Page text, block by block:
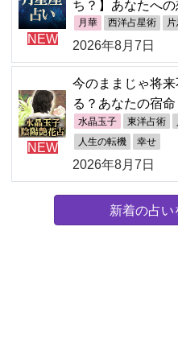
NEW
ち？】あなたへ
月華 西洋占星術
2026年8月7日
NEW
今のままじゃ将来
る？あなたの宿命
水晶玉子 東洋占術
人生の転機 幸せ
2026年8月7日
新着の占い